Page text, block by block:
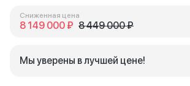
Сниженная цена
8 149 000 ₽ 8 449 000 ₽
Мы уверены в лучшей цене!